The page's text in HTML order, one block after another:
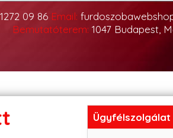
09 86 Email:
Bemutatóterem: 1047 Budapest,
Ügyfélszolgálat